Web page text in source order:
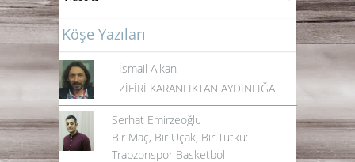
Köşe Yazıları
İsmail Alkan
ZİFİRİ KARANLIKTAN AYDINLIĞA
Serhat Emirzeoğlu
Bir Maç, Bir Uçak, Bir Tutku:
Trabzonspor Basketbol